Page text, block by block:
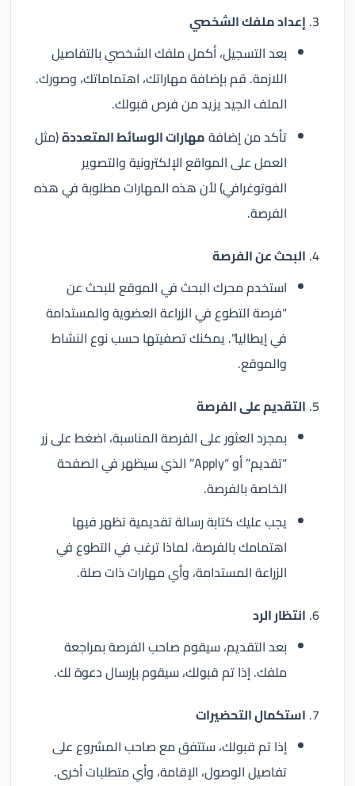
إعداد ملفك الشخصي
بعد التسجيل، أكمل ملفك الشخصي بالتفاصيل
اللازمة. قم بإضافة مهاراتك، اهتماماتك، وصورك.
الملف الجيد يزيد من فرص قبولك.
تأكد من إضافةمهارات الوسائط المتعددة(مثل
العمل على المواقع الإلكترونية والتصوير
الفوتوغرافي) لأن هذه المهارات مطلوبة في هذه
الفرصة.
البحث عن الفرصة
استخدم محرك البحث في الموقع للبحث عن
“فرصة التطوع في الزراعة العضوية والمستدامة
في إيطاليا”. يمكنك تصفيتها حسب نوع النشاط
والموقع.
التقديم على الفرصة
بمجرد العثور على الفرصة المناسبة، اضغط على زر
“تقديم” أو “Apply” الذي سيظهر في الصفحة
الخاصة بالفرصة.
يجب عليك كتابة رسالة تقديمية تظهر فيها
اهتمامك بالفرصة، لماذا ترغب في التطوع في
الزراعة المستدامة، وأي مهارات ذات صلة.
انتظار الرد
بعد التقديم، سيقوم صاحب الفرصة بمراجعة
ملفك. إذا تم قبولك، سيقوم بإرسال دعوة لك.
استكمال التحضيرات
إذا تم قبولك، ستتفق مع صاحب المشروع على
تفاصيل الوصول، الإقامة، وأي متطلبات أخرى.